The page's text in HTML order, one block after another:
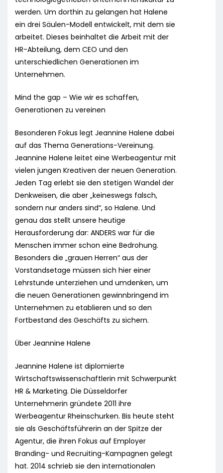
werden. Um dorthin zu gelangen hat Halene
ein drei Säulen-Modell entwickelt, mit dem sie
arbeitet. Dieses beinhaltet die Arbeit mit der
HR-Abteilung, dem CEO und den
unterschiedlichen Generationen im
Unternehmen.
Mind the gap – Wie wir es schaffen,
Generationen zu vereinen
Besonderen Fokus legt Jeannine Halene dabei
auf das Thema Generations-Vereinung.
Jeannine Halene leitet eine Werbeagentur mit
vielen jungen Kreativen der neuen Generation.
Jeden Tag erlebt sie den stetigen Wandel der
Denkweisen, die aber „keineswegs falsch,
sondern nur anders sind“, so Halene. Und
genau das stellt unsere heutige
Herausforderung dar: ANDERS war für die
Menschen immer schon eine Bedrohung.
Besonders die „grauen Herren“ aus der
Vorstandsetage müssen sich hier einer
Lehrstunde unterziehen und umdenken, um
die neuen Generationen gewinnbringend im
Unternehmen zu etablieren und so den
Fortbestand des Geschäfts zu sichern.
Über Jeannine Halene
Jeannine Halene ist diplomierte
Wirtschaftswissenschaftlerin mit Schwerpunkt
HR & Marketing. Die Düsseldorfer
Unternehmerin gründete 2011 ihre
Werbeagentur Rheinschurken. Bis heute steht
sie als Geschäftsführerin an der Spitze der
Agentur, die ihren Fokus auf Employer
Branding- und Recruiting-Kampagnen gelegt
hat. 2014 schrieb sie den internationalen